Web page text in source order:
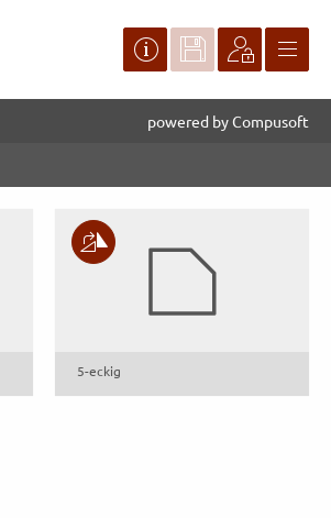
powered by Compusoft
5-eckig